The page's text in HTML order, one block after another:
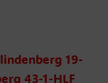
19-
43-1-HLF